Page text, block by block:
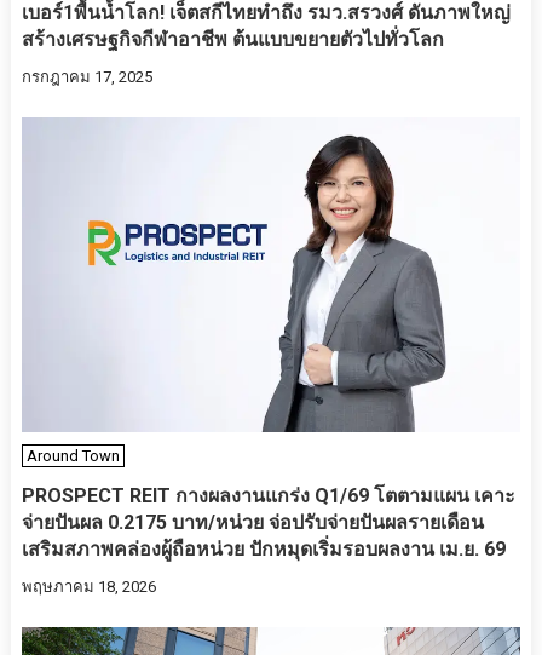
เบอร์1พื้นน้ำโลก! เจ็ตสกีไทยทำถึง รมว.สรวงศ์ ดันภาพใหญ่
สร้างเศรษฐกิจกีฬาอาชีพ ต้นแบบขยายตัวไปทั่วโลก
กรกฎาคม 17, 2025
Around Town
PROSPECT REIT กางผลงานแกร่ง Q1/69 โตตามแผน เคาะ
จ่ายปันผล 0.2175 บาท/หน่วย จ่อปรับจ่ายปันผลรายเดือน
เสริมสภาพคล่องผู้ถือหน่วย ปักหมุดเริ่มรอบผลงาน เม.ย. 69
พฤษภาคม 18, 2026